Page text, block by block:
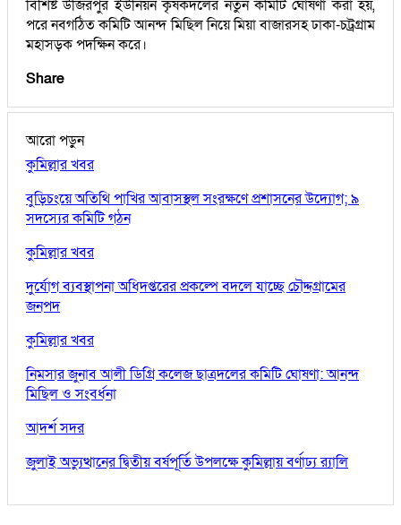
বিশিষ্ট উজিরপুর ইউনিয়ন কৃষকদলের নতুন কমিটি ঘোষণা করা হয়,
পরে নবগঠিত কমিটি আনন্দ মিছিল নিয়ে মিয়া বাজারসহ ঢাকা-চট্রগ্রাম
মহাসড়ক পদক্ষিন করে।
Share
আরো পড়ুন
কুমিল্লার খবর
বুড়িচংয়ে অতিথি পাখির আবাসস্থল সংরক্ষণে প্রশাসনের উদ্যোগ; ৯
সদস্যের কমিটি গঠন
কুমিল্লার খবর
দুর্যোগ ব্যবস্থাপনা অধিদপ্তরের প্রকল্পে বদলে যাচ্ছে চৌদ্দগ্রামের
জনপদ
কুমিল্লার খবর
নিমসার জুনাব আলী ডিগ্রি কলেজ ছাত্রদলের কমিটি ঘোষণা: আনন্দ
মিছিল ও সংবর্ধনা
আদর্শ সদর
জুলাই অভ্যুত্থানের দ্বিতীয় বর্ষপূর্তি উপলক্ষে কুমিল্লায় বর্ণাঢ্য র‍্যালি